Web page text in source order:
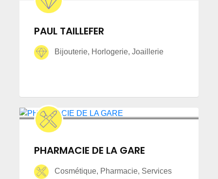
PAUL TAILLEFER
Bijouterie, Horlogerie, Joaillerie
PHARMACIE DE LA GARE
Cosmétique, Pharmacie, Services